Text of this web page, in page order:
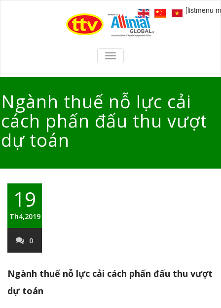
TOGGLE
NAVIGATION
Ngành thuế nỗ lực cải
cách phấn đấu thu vượt
dự toán
19
Th4,2019
0
Ngành thuế nỗ lực cải cách phấn đấu thu vượt
dự toán
[listmenu